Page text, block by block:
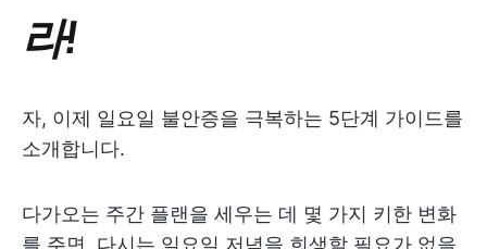
라!
자, 이제 일요일 불안증을 극복하는 5단계 가이드를
소개합니다.
다가오는 주간 플랜을 세우는 데 몇 가지 키한 변화
를 주면, 다시는 일요일 저녁을 희생할 필요가 없을